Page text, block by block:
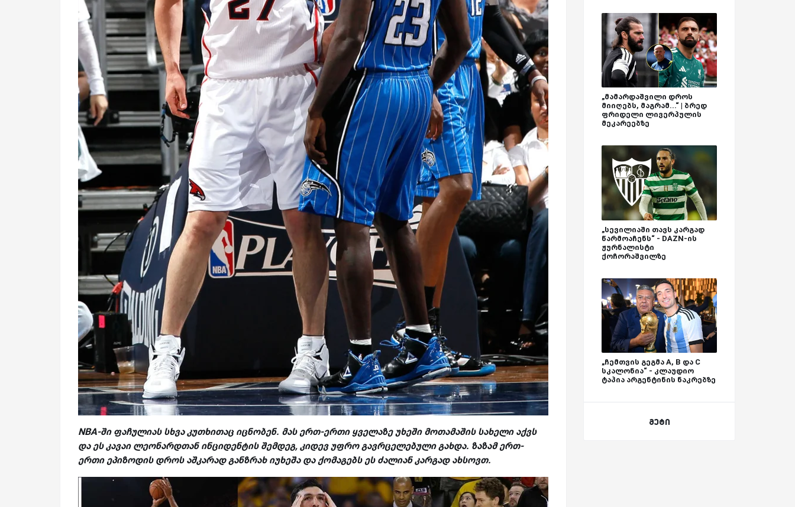
NBA-ში ფაჩულიას სხვა კუთხითაც იცნობენ. მას ერთ-ერთი ყველაზე უხეში მოთამაშის სახელი აქვს
და ეს კავაი ლეონარდთან ინციდენტის შემდეგ, კიდევ უფრო გავრცელებული გახდა. ზაზამ ერთ-
ერთი ეპიზოდის დროს აშკარად განზრახ იუხეშა და ქომაგებს ეს ძალიან კარგად ახსოვთ.
„მამარდაშვილი დროს
მიიღებს, მაგრამ...“ | ბრედ
ფრიდელი ლივერპულის
მეკარეებზე
„სევილიაში თავს კარგად
წარმოაჩენს“ - DAZN-ის
ჟურნალისტი
ქოჩორაშვილზე
„ჩემთვის გეგმა A, B და C
სკალონია“ - კლაუდიო
ტაპია არგენტინის ნაკრებზე
მეტი